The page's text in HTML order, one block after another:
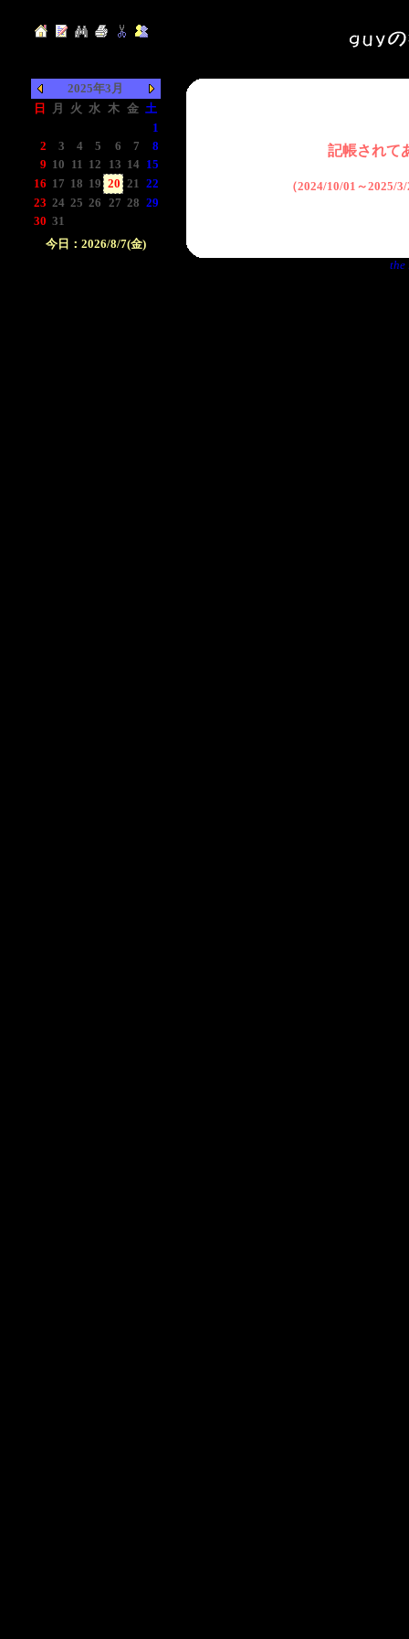
2025年3月
日
月 火 水 木 金 土
1
2
3 4 5 6 7
8
9 10 11 12 13 14 15
16 17 18 19 20 21 22
23 24 25 26 27 28 29
30 31
今日：2026/8/7(金)
記帳されて
（2024/10/01～2025/
the